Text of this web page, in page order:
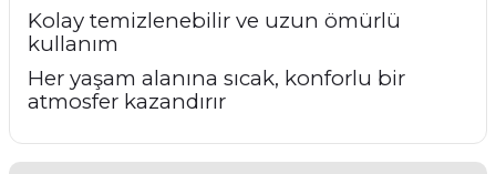
Kolay temizlenebilir ve uzun ömürlü
kullanım
Her yaşam alanına sıcak, konforlu bir
atmosfer kazandırır